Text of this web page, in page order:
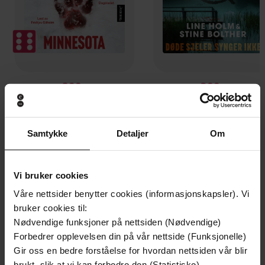
Samtykke Detaljer Om
Vi bruker cookies
Våre nettsider benytter cookies (informasjonskapsler). Vi
bruker cookies til:
Nødvendige funksjoner på nettsiden (Nødvendige)
Forbedrer opplevelsen din på vår nettside (Funksjonelle)
Gir oss en bedre forståelse for hvordan nettsiden vår blir
299,-
Jo Nesbø
LYDBOK
399,-
Døde sjeler synger ikke
Jussi Adler-Olsen
LYDBOK
Undertittel Eddie Flynn, Book 5
Forfattere Steve Cavanagh(forfatter),Adam Sims
(innleser)
Forlag Headline